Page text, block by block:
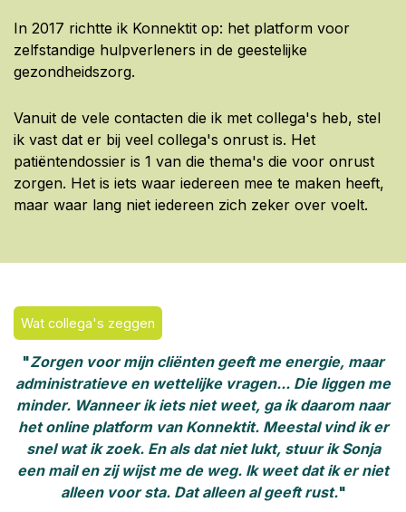
In 2017 richtte ik Konnektit op: het platform voor
zelfstandige hulpverleners in de geestelijke
gezondheidszorg.
Vanuit de vele contacten die ik met collega's heb, stel
ik vast dat er bij veel collega's onrust is. Het
patiëntendossier is 1 van die thema's die voor onrust
zorgen. Het is iets waar iedereen mee te maken heeft,
maar waar lang niet iedereen zich zeker over voelt.
Wat collega's zeggen
"Zorgen voor mijn cliënten geeft me energie, maar
administratieve en wettelijke vragen... Die liggen me
minder. Wanneer ik iets niet weet, ga ik daarom naar
het online platform van Konnektit. Meestal vind ik er
snel wat ik zoek. En als dat niet lukt, stuur ik Sonja
een mail en zij wijst me de weg. Ik weet dat ik er niet
alleen voor sta. Dat alleen al geeft rust."